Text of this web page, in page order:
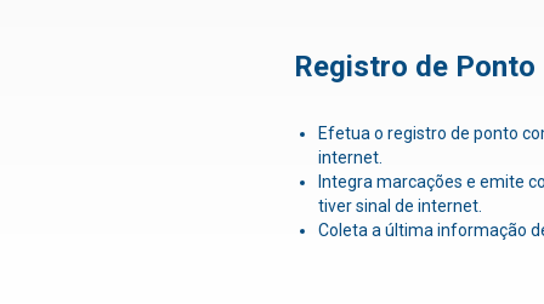
Registro de Ponto
Efetua o registro de ponto
internet.
Integra marcações e emite
tiver sinal de internet.
Coleta a última informação